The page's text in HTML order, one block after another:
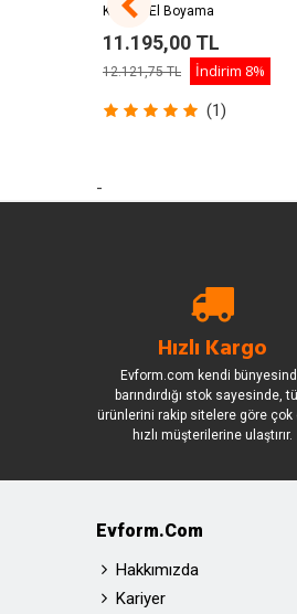
Kutusu El Boyama
11.195,00 TL
12.121,75 TL İndirim 8%
(1)
-
Hızlı Kargo
Evform.com kendi
barındırdığı stok sayesinde,
ürünlerini rakip sitelere göre çok
hızlı müşterilerine ulaştırır.
Evform.com
Hakkımızda
Kariyer